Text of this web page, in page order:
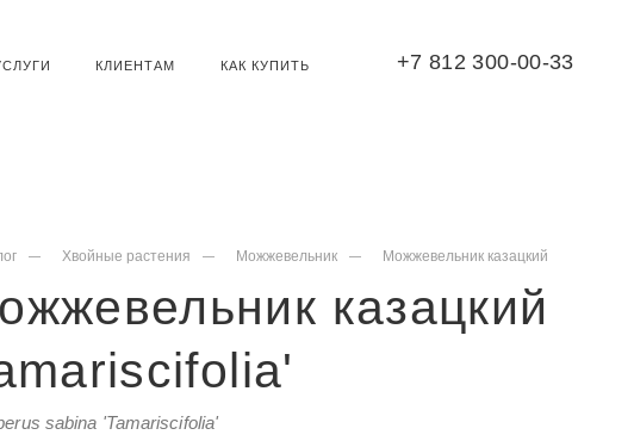
КЛИЕНТАМ КАК КУПИТЬ +7 812 300-00-33
Хвойные растения Можжевельник Можжевельник казацкий
казацкий
sabina 'Tamariscifolia'